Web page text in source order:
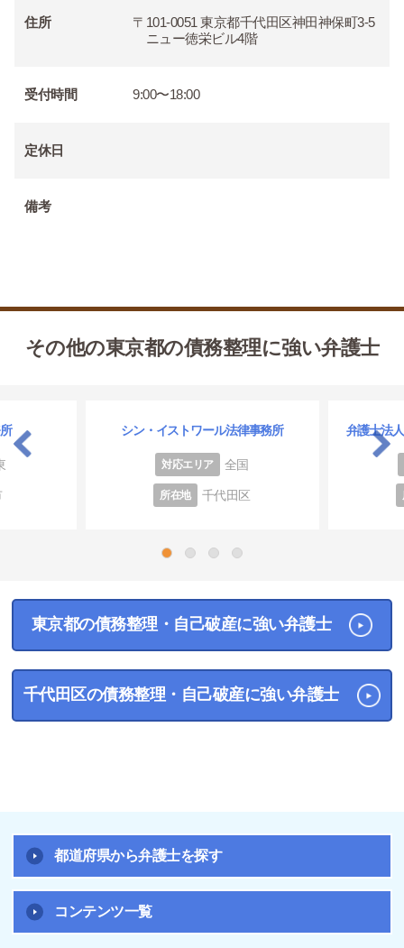
住所
〒101-0051 東京都千代田区神田神保町3-5
ニュー徳栄ビル4階
受付時間 9:00〜18:00
定休日
備考
その他の東京都の債務整理に強い弁護士
シン・イストワール法律事務所
対応エリア 全国
所在地 千代田区
弁護士法
東京都の債務整理・自己破産に強い弁護士
千代田区の債務整理・自己破産に強い弁護士
都道府県から弁護士を探す
コンテンツ一覧